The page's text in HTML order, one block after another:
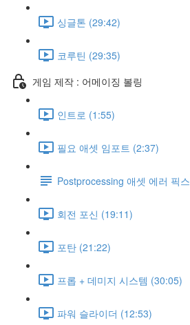
싱글톤 (29:42)
코루틴 (29:35)
게임 제작 : 어메이징 볼링
인트로 (1:55)
필요 애셋 임포트 (2:37)
Postprocessing 애셋 에러 픽스
회전 포신 (19:11)
포탄 (21:22)
프롭 + 데미지 시스템 (30:05)
파워 슬라이더 (12:53)